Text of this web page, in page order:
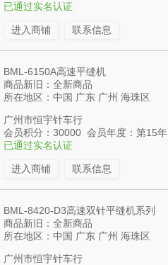
已通过实名认证
进入商铺 联系信息
BML-6150A高速平缝机
商品新旧：全新商品
所在地区：中国 广东 广州 海珠区
广州市恒宇针车行
会员积分：30000 会员年度：第15年
已通过实名认证
进入商铺 联系信息
BML-8420-D3高速双针平缝机系列
商品新旧：全新商品
所在地区：中国 广东 广州 海珠区
广州市恒宇针车行